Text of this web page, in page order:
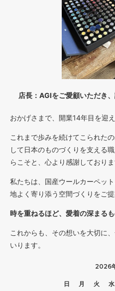
店長：AGIをご愛顧いただき
おかげさまで、開業14年目を迎
これまで歩みを続けてこられた
して日本のものづくりを支える
らこそと、心より感謝しておりま
私たちは、国産ウールカーペッ
地よく寄り添う空間づくりをご提
時を重ねるほど、愛着の深まるも
これからも、その想いを大切に
いります。
2026
日 月 火 水